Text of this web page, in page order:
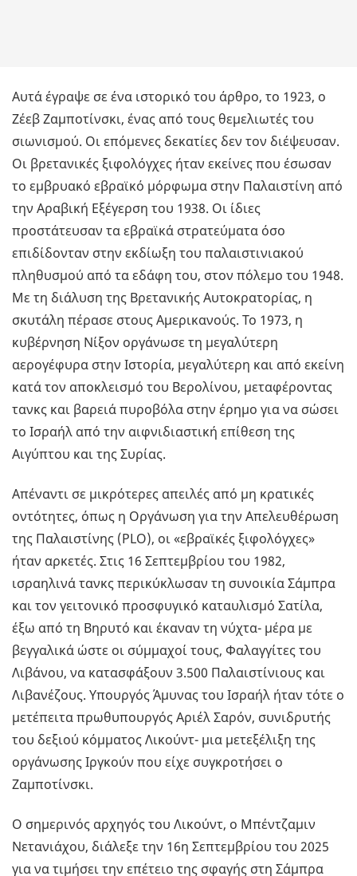
Αυτά έγραψε σε ένα ιστορικό του άρθρο, το 1923, ο
Ζέεβ Ζαμποτίνσκι, ένας από τους θεμελιωτές του
σιωνισμού. Οι επόμενες δεκατίες δεν τον διέψευσαν.
Οι βρετανικές ξιφολόγχες ήταν εκείνες που έσωσαν
το εμβρυακό εβραϊκό μόρφωμα στην Παλαιστίνη από
την Αραβική Εξέγερση του 1938. Οι ίδιες
προστάτευσαν τα εβραϊκά στρατεύματα όσο
επιδίδονταν στην εκδίωξη του παλαιστινιακού
πληθυσμού από τα εδάφη του, στον πόλεμο του 1948.
Με τη διάλυση της Βρετανικής Αυτοκρατορίας, η
σκυτάλη πέρασε στους Αμερικανούς. Το 1973, η
κυβέρνηση Νίξον οργάνωσε τη μεγαλύτερη
αερογέφυρα στην Ιστορία, μεγαλύτερη και από εκείνη
κατά τον αποκλεισμό του Βερολίνου, μεταφέροντας
τανκς και βαρειά πυροβόλα στην έρημο για να σώσει
το Ισραήλ από την αιφνιδιαστική επίθεση της
Αιγύπτου και της Συρίας.
Απέναντι σε μικρότερες απειλές από μη κρατικές
οντότητες, όπως η Οργάνωση για την Απελευθέρωση
της Παλαιστίνης (PLO), οι «εβραϊκές ξιφολόγχες»
ήταν αρκετές. Στις 16 Σεπτεμβρίου του 1982,
ισραηλινά τανκς περικύκλωσαν τη συνοικία Σάμπρα
και τον γειτονικό προσφυγικό καταυλισμό Σατίλα,
έξω από τη Βηρυτό και έκαναν τη νύχτα- μέρα με
βεγγαλικά ώστε οι σύμμαχοί τους, Φαλαγγίτες του
Λιβάνου, να κατασφάξουν 3.500 Παλαιστίνιους και
Λιβανέζους. Υπουργός Άμυνας του Ισραήλ ήταν τότε ο
μετέπειτα πρωθυπουργός Αριέλ Σαρόν, συνιδρυτής
του δεξιού κόμματος Λικούντ- μια μετεξέλιξη της
οργάνωσης Ιργκούν που είχε συγκροτήσει ο
Ζαμποτίνσκι.
Ο σημερινός αρχηγός του Λικούντ, ο Μπέντζαμιν
Νετανιάχου, διάλεξε την 16η Σεπτεμβρίου του 2025
για να τιμήσει την επέτειο της σφαγής στη Σάμπρα